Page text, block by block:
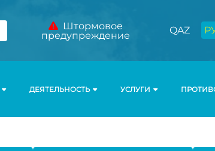
Штормовое
предупреждение
QAZ
ДЕЯТЕЛЬНОСТЬ УСЛУГИ